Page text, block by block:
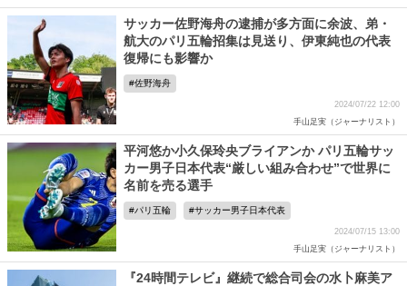
サッカー佐野海舟の逮捕が多方面に余波、弟・
航大のパリ五輪招集は見送り、伊東純也の代表
復帰にも影響か
佐野海舟
2024/07/22 12:00
手山足実（ジャーナリスト）
平河悠か小久保玲央ブライアンか パリ五輪サッ
カー男子日本代表“厳しい組み合わせ”で世界に
名前を売る選手
パリ五輪 サッカー男子日本代表
2024/07/15 13:00
手山足実（ジャーナリスト）
『24時間テレビ』継続で総合司会の水卜麻美ア